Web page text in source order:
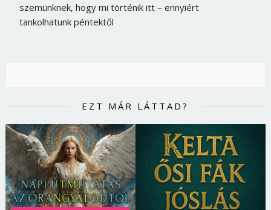
szemünknek, hogy mi történik itt – ennyiért
tankolhatunk péntektől
EZT MÁR LÁTTAD?